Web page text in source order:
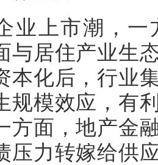
业上市潮，
与居住产业生
本化后，行业
规模效应，有
方面，地产金
压力转嫁给供